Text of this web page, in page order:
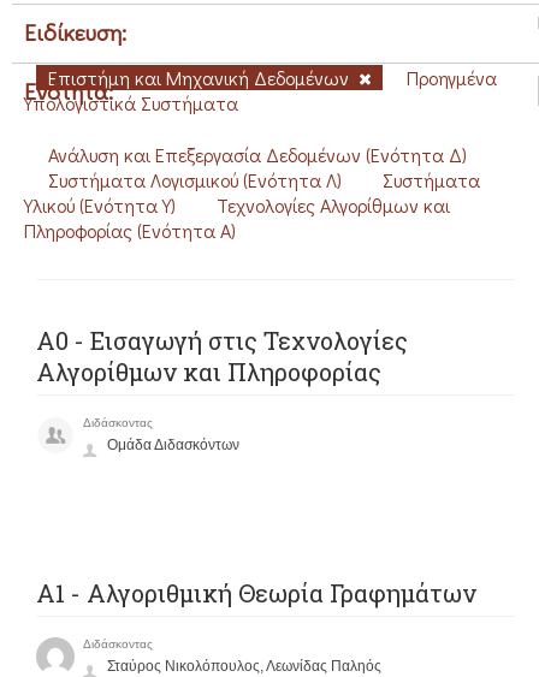
Ειδίκευση:
Επιστήμη και Μηχανική Δεδομένων
Προηγμένα
Υπολογιστικά Συστήματα
Ενότητα:
Ανάλυση και Επεξεργασία Δεδομένων (Ενότητα Δ)
Συστήματα Λογισμικού (Ενότητα Λ)
Συστήματα
Υλικού (Ενότητα Υ)
Τεχνολογίες Αλγορίθμων και
Πληροφορίας (Ενότητα Α)
Α0 - Εισαγωγή στις Τεχνολογίες
Αλγορίθμων και Πληροφορίας
Διδάσκοντας
Ομάδα Διδασκόντων
A1 - Αλγοριθμική Θεωρία Γραφημάτων
Διδάσκοντας
Σταύρος Νικολόπουλος, Λεωνίδας Παληός